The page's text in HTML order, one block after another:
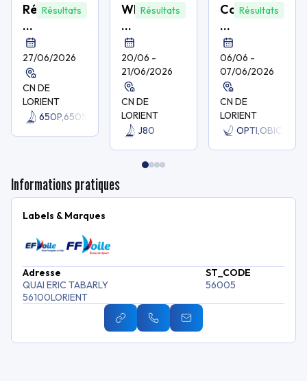
Régate
-
Le
Tour
de
Groix
-
Lorient
Océans
Résultats
27/06/2026
CN DE
LORIENT
650P,650S, M2K,OSIR
WLS
Trophy
2026
/
Lorient
Résultats
20/06 -
21/06/2026
CN DE
LORIENT
J80
Coupe
de
Bretagne
des
clubs
Résultats
06/06 -
07/06/2026
CN DE
LORIENT
OPTI, OBIC,
Informations pratiques
Labels & Marques
Adresse
QUAI ERIC TABARLY
56100LORIENT
ST_CODE
56005